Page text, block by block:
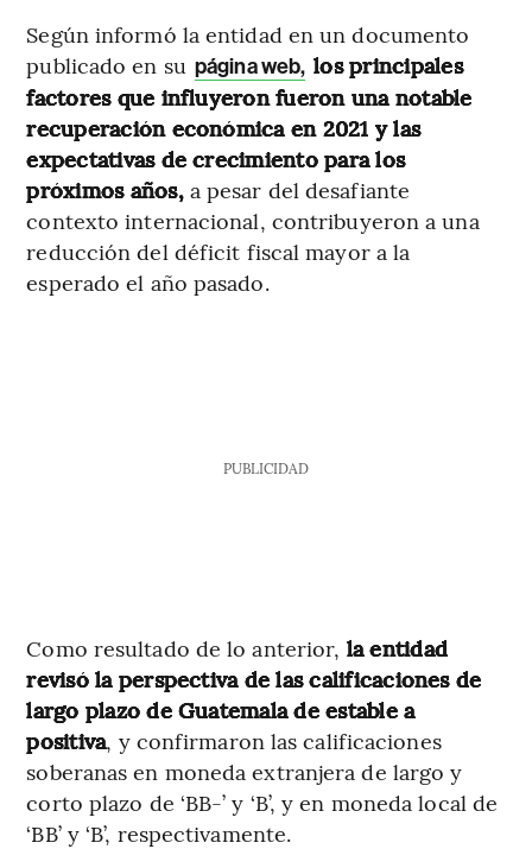
Según informó la entidad en un documento
publicado en su página web, los principales
factores que influyeron fueron una notable
recuperación económica en 2021 y las
expectativas de crecimiento para los
próximos años,a pesar del desafiante
contexto internacional, contribuyeron a una
reducción del déficit fiscal mayor a la
esperado el año pasado.
PUBLICIDAD
Como resultado de lo anterior, la entidad
revisó la perspectiva de las calificaciones de
largo plazo de Guatemala de estable a
positiva, y confirmaron las calificaciones
soberanas en moneda extranjera de largo y
corto plazo de ‘BB-’ y ‘B’, y en moneda local de
‘BB’ y ‘B’, respectivamente.